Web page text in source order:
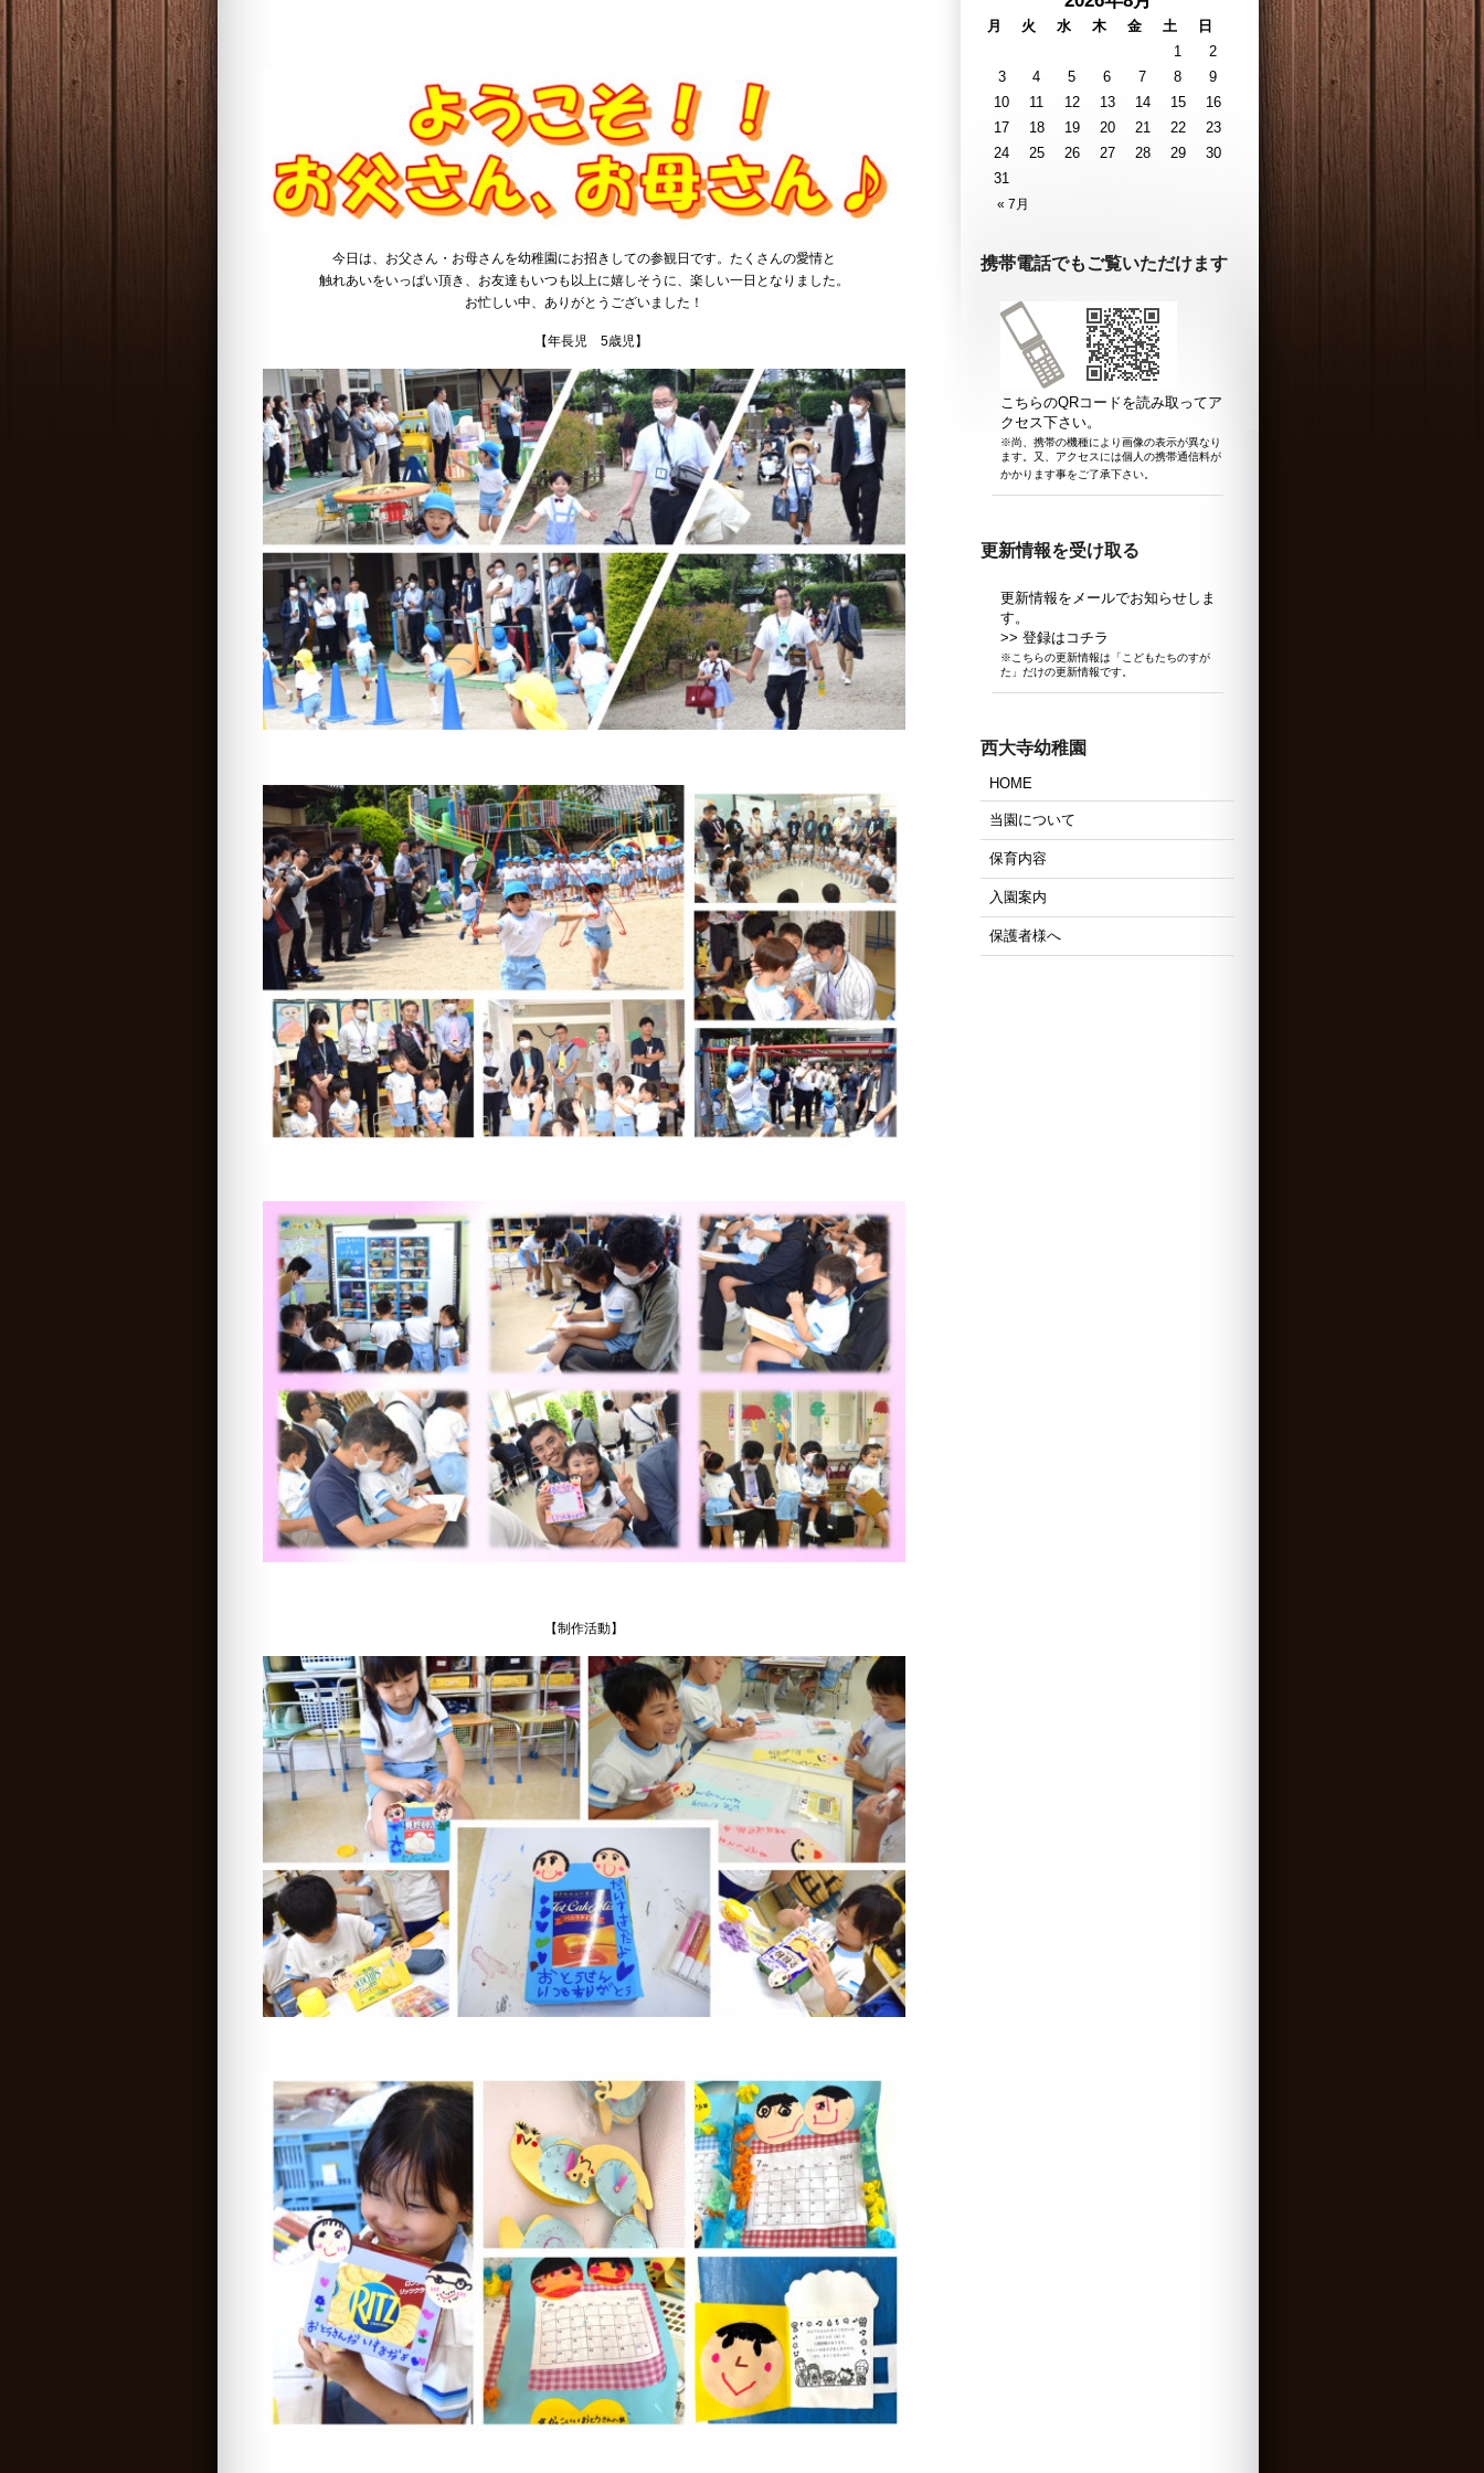
今日は、お父さん・お母さんを幼稚園にお招きしての参観日です。たくさんの愛情と
触れあいをいっぱい頂き、お友達もいつも以上に嬉しそうに、楽しい一日となりました。
お忙しい中、ありがとうございました！
【年長児 5歳児】
【制作活動】
月 火 水 木 金 土 日
« 7月
1
2
3
4 5 6 7 8
9
10
11 12 13 14 15
16
17
18 19 20 21 22
23
24
25 26 27 28 29
30
31
携帯電話でもご覧いただけます
こちらのQRコードを読み取ってア
クセス下さい。
※尚、携帯の機種により画像の表示が異なり
ます。又、アクセスには個人の携帯通信料が
かかります事をご了承下さい。
更新情報を受け取る
更新情報をメールでお知らせしま
す。
>> 登録はコチラ
※こちらの更新情報は「こどもたちのすが
た」だけの更新情報です。
西大寺幼稚園
HOME
当園について
保育内容
入園案内
保護者様へ